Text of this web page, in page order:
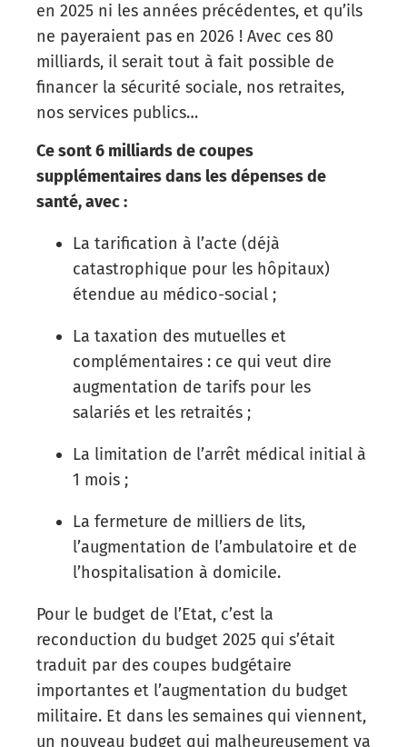
en 2025 ni les années précédentes, et qu’ils
ne payeraient pas en 2026 ! Avec ces 80
milliards, il serait tout à fait possible de
financer la sécurité sociale, nos retraites,
nos services publics…
Ce sont 6 milliards de coupes
supplémentaires dans les dépenses de
santé, avec :
La tarification à l’acte (déjà
catastrophique pour les hôpitaux)
étendue au médico-social ;
La taxation des mutuelles et
complémentaires : ce qui veut dire
augmentation de tarifs pour les
salariés et les retraités ;
La limitation de l’arrêt médical initial à
1 mois ;
La fermeture de milliers de lits,
l’augmentation de l’ambulatoire et de
l’hospitalisation à domicile.
Pour le budget de l’Etat, c’est la
reconduction du budget 2025 qui s’était
traduit par des coupes budgétaire
importantes et l’augmentation du budget
militaire. Et dans les semaines qui viennent,
un nouveau budget qui malheureusement va